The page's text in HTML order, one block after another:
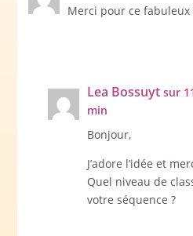
Merci pour ce fabuleux
Lea Bossuyt sur
min
Bonjour,
J’adore l’idée et
Quel niveau de
votre séquence ?